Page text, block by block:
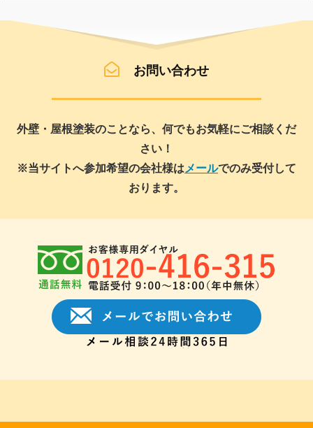
お問い合わせ
外壁・屋根塗装のことなら、何でもお気軽にご相談くだ
さい！
※当サイトへ参加希望の会社様は メールでのみ受付して
おります。